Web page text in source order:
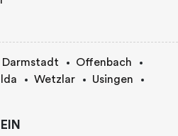
Darmstadt
Offenbach
Wetzlar
Usingen